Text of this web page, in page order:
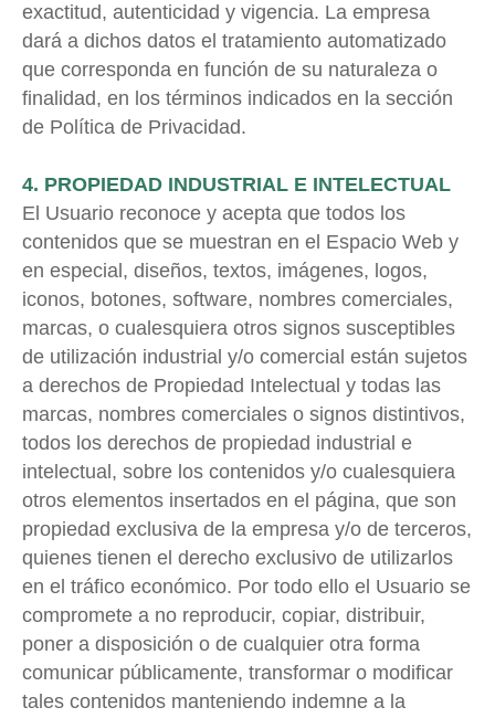
exactitud, autenticidad y vigencia. La empresa
dará a dichos datos el tratamiento automatizado
que corresponda en función de su naturaleza o
finalidad, en los términos indicados en la sección
de Política de Privacidad.
4. PROPIEDAD INDUSTRIAL E INTELECTUAL
El Usuario reconoce y acepta que todos los
contenidos que se muestran en el Espacio Web y
en especial, diseños, textos, imágenes, logos,
iconos, botones, software, nombres comerciales,
marcas, o cualesquiera otros signos susceptibles
de utilización industrial y/o comercial están sujetos
a derechos de Propiedad Intelectual y todas las
marcas, nombres comerciales o signos distintivos,
todos los derechos de propiedad industrial e
intelectual, sobre los contenidos y/o cualesquiera
otros elementos insertados en el página, que son
propiedad exclusiva de la empresa y/o de terceros,
quienes tienen el derecho exclusivo de utilizarlos
en el tráfico económico. Por todo ello el Usuario se
compromete a no reproducir, copiar, distribuir,
poner a disposición o de cualquier otra forma
comunicar públicamente, transformar o modificar
tales contenidos manteniendo indemne a la